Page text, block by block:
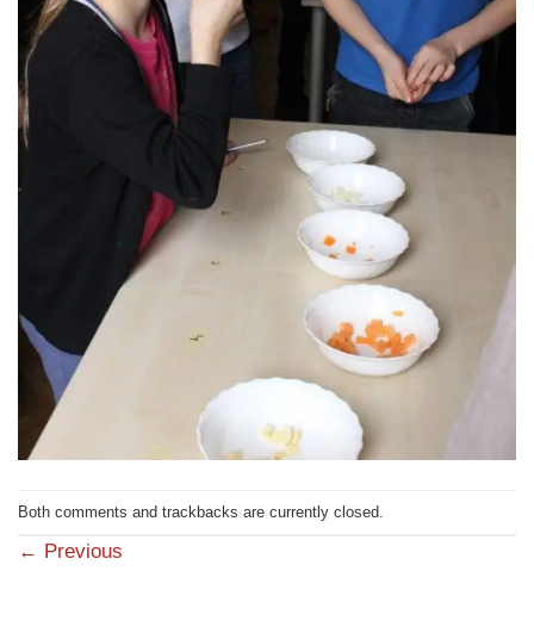
Both comments and trackbacks are currently closed.
← Previous